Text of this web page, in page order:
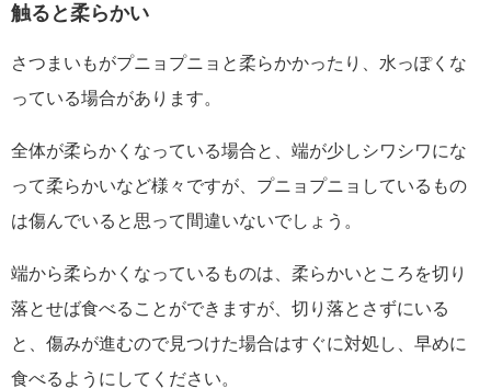
触ると柔らかい
さつまいもがプニョプニョと柔らかかったり、水っぽくな
っている場合があります。
全体が柔らかくなっている場合と、端が少しシワシワにな
って柔らかいなど様々ですが、プニョプニョしているもの
は傷んでいると思って間違いないでしょう。
端から柔らかくなっているものは、柔らかいところを切り
落とせば食べることができますが、切り落とさずにいる
と、傷みが進むので見つけた場合はすぐに対処し、早めに
食べるようにしてください。